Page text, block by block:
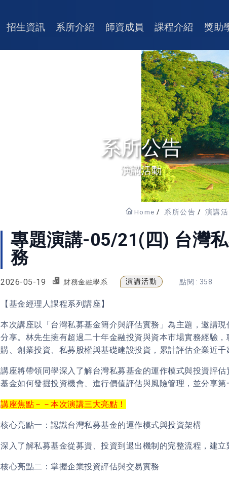
招生資訊 系所介紹 師資成員 課程介紹 獎助
系所公告
演講活動
Home 系所公告 演講
專題演講-05/21(四) 台灣
務
2026-05-19 財務金融學系 演講活動 點閱 : 358
【基金經理人課程系列講座】
本次講座以「台灣私募基金簡介與評估實務」為主題，邀請
分享。林先生擁有超過二十年金融投資與資本市場實務經驗
購、創業投資、私募股權與基礎建設投資，累計評估企業近千
講座將帶領同學深入了解台灣私募基金的運作模式與投資評
基金如何發掘投資機會、進行價值評估與風險管理，並分享第
講座焦點－－本次演講三大亮點！
核心亮點一：認識台灣私募基金的運作模式與投資架構
深入了解私募基金從募資、投資到退出機制的完整流程，建立
核心亮點二：掌握企業投資評估與交易實務